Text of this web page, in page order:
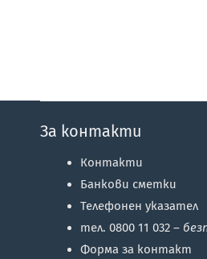
За контакти
Контакти
Банкови сметки
Телефонен указател
тел. 0800 11 032 –
Форма за контакт